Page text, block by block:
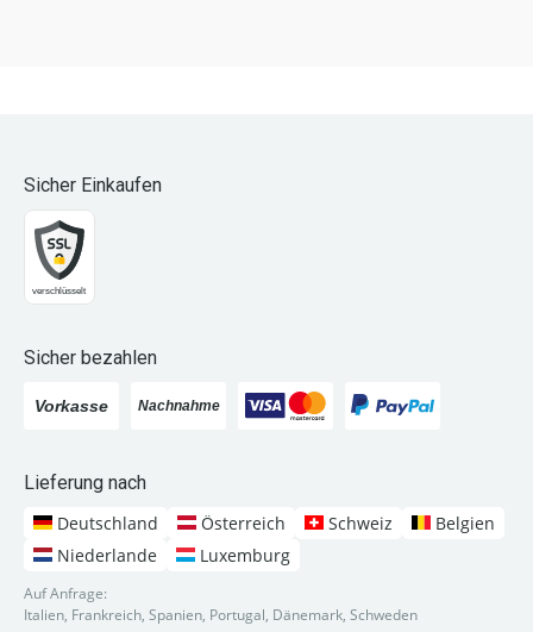
Sicher Einkaufen
Sicher bezahlen
Lieferung nach
Deutschland
Österreich Schweiz
Belgien
Niederlande
Luxemburg
Auf Anfrage:
Italien, Frankreich, Spanien, Portugal, Dänemark, Schweden